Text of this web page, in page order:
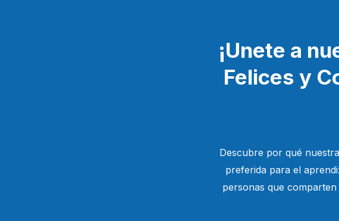
¡Unete a
Felices y
Descubre por qué
preferida para el
personas que